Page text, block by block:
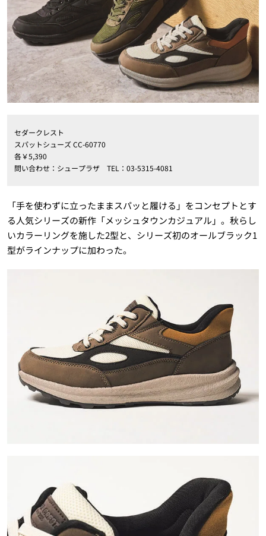
セダークレスト
スパットシューズ CC-60770
各￥5,390
問い合わせ：シュープラザ TEL：03-5315-4081
「手を使わずに立ったままスパッと履ける」をコンセプトとす
る人気シリーズの新作「メッシュタウンカジュアル」。秋らし
いカラーリングを施した2型と、シリーズ初のオールブラック1
型がラインナップに加わった。